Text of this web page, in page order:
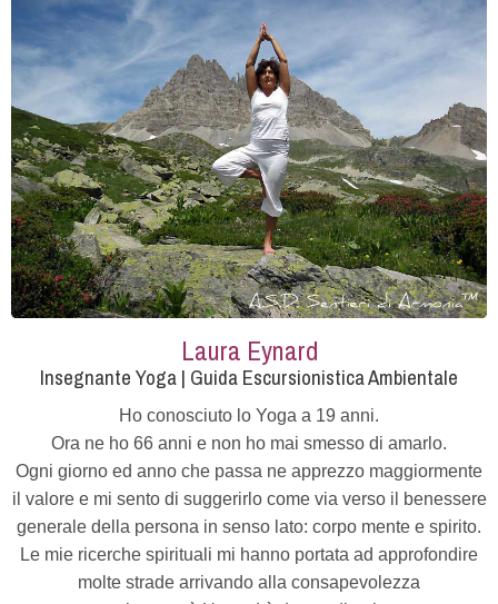
Laura Eynard
Insegnante Yoga | Guida Escursionistica Ambientale
Ho conosciuto lo Yoga a 19 anni.
Ora ne ho 66 anni e non ho mai smesso di amarlo.
Ogni giorno ed anno che passa ne apprezzo maggiormente
il valore e mi sento di suggerirlo come via verso il benessere
generale della persona in senso lato: corpo mente e spirito.
Le mie ricerche spirituali mi hanno portata ad approfondire
molte strade arrivando alla consapevolezza